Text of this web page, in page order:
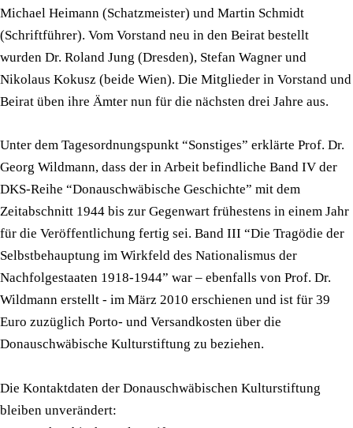
Michael Heimann (Schatzmeister) und Martin Schmidt
(Schriftführer). Vom Vorstand neu in den Beirat bestellt
wurden Dr. Roland Jung (Dresden), Stefan Wagner und
Nikolaus Kokusz (beide Wien). Die Mitglieder in Vorstand und
Beirat üben ihre Ämter nun für die nächsten drei Jahre aus.
Unter dem Tagesordnungspunkt “Sonstiges” erklärte Prof. Dr.
Georg Wildmann, dass der in Arbeit befindliche Band IV der
DKS-Reihe “Donauschwäbische Geschichte” mit dem
Zeitabschnitt 1944 bis zur Gegenwart frühestens in einem Jahr
für die Veröffentlichung fertig sei. Band III “Die Tragödie der
Selbstbehauptung im Wirkfeld des Nationalismus der
Nachfolgestaaten 1918-1944” war – ebenfalls von Prof. Dr.
Wildmann erstellt - im März 2010 erschienen und ist für 39
Euro zuzüglich Porto- und Versandkosten über die
Donauschwäbische Kulturstiftung zu beziehen.
Die Kontaktdaten der Donauschwäbischen Kulturstiftung
bleiben unverändert: